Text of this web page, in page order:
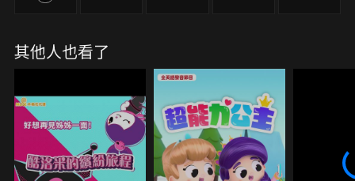
其他人也看了